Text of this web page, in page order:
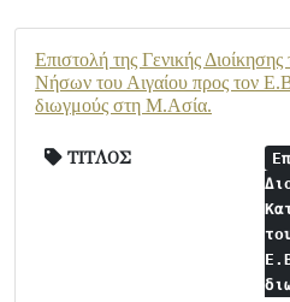
Επιστολή της Γενικής
Νήσων του Αιγαίου προς τον
διωγμούς στη Μ.Ασία.
ΤΙΤΛΟΣ